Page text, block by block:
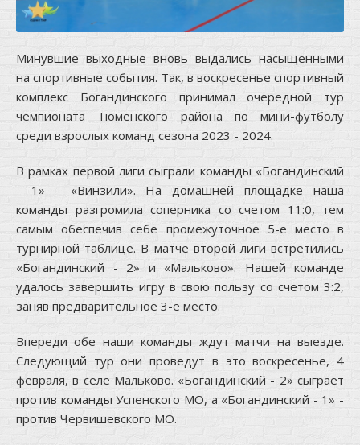
Минувшие выходные вновь выдались насыщенными
на спортивные события. Так, в воскресенье спортивный
комплекс Богандинского принимал очередной тур
чемпионата Тюменского района по мини-футболу
среди взрослых команд сезона 2023 - 2024.
В рамках первой лиги сыграли команды «Богандинский
- 1» - «Винзили». На домашней площадке наша
команды разгромила соперника со счетом 11:0, тем
самым обеспечив себе промежуточное 5-е место в
турнирной таблице. В матче второй лиги встретились
«Богандинский - 2» и «Мальково». Нашей команде
удалось завершить игру в свою пользу со счетом 3:2,
заняв предварительное 3-е место.
Впереди обе наши команды ждут матчи на выезде.
Следующий тур они проведут в это воскресенье, 4
февраля, в селе Мальково. «Богандинский - 2» сыграет
против команды Успенского МО, а «Богандинский - 1» -
против Червишевского МО.